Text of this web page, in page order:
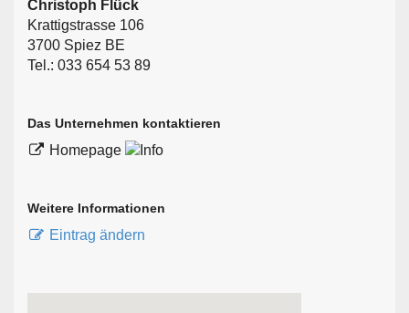
Christoph Flück
Krattigstrasse 106
3700 Spiez BE
Tel.: 033 654 53 89
Das Unternehmen kontaktieren
Homepage
Weitere Informationen
Eintrag ändern